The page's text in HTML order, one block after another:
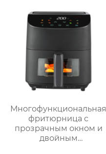
Многофункциональная
фритюрница с
прозрачным окном и
двойным